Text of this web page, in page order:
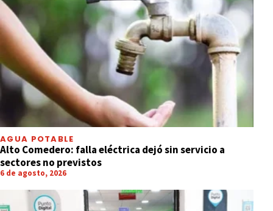
AGUA POTABLE
Alto Comedero: falla eléctrica dejó sin servicio a
sectores no previstos
6 de agosto, 2026